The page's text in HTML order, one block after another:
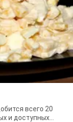
всего 20
и доступных